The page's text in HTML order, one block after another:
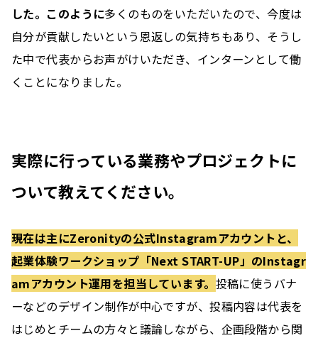
した。このように多くのものをいただいたので、今度は
自分が貢献したいという恩返しの気持ちもあり、そうし
た中で代表からお声がけいただき、インターンとして働
くことになりました。
実際に行っている業務やプロジェクトに
ついて教えてください。
現在は主にZeronityの公式Instagramアカウントと、
起業体験ワークショップ「Next START-UP」のInstagr
amアカウント運用を担当しています。 投稿に使うバナ
ーなどのデザイン制作が中心ですが、投稿内容は代表を
はじめとチームの方々と議論しながら、企画段階から関